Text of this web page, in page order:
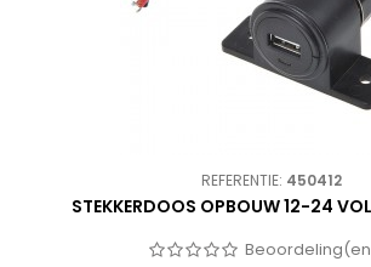
REFERENTIE: 450412
STEKKERDOOS OPBOUW 12-24